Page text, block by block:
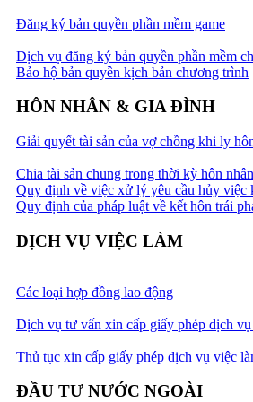
Đăng ký bản quyền phần mềm game
Dịch vụ đăng ký bản quyền phần mềm
Bảo hộ bản quyền kịch bản chương trình
HÔN NHÂN & GIA ĐÌNH
Giải quyết tài sản của vợ chồng khi ly
Chia tài sản chung trong thời kỳ hôn
Quy định về việc xử lý yêu cầu hủy việc
Quy định của pháp luật về kết hôn trái
DỊCH VỤ VIỆC LÀM
Các loại hợp đồng lao động
Dịch vụ tư vấn xin cấp giấy phép dịch
Thủ tục xin cấp giấy phép dịch vụ việc
ĐẦU TƯ NƯỚC NGOÀI